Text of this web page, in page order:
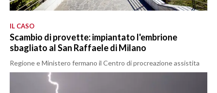
IL CASO
Scambio di provette: impiantato l'embrione
sbagliato al San Raffaele di Milano
Regione e Ministero fermano il Centro di procreazione assistita